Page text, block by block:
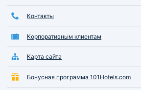
Контакты
Корпоративным клиентам
Карта сайта
Бонусная программа 101Hotels.com